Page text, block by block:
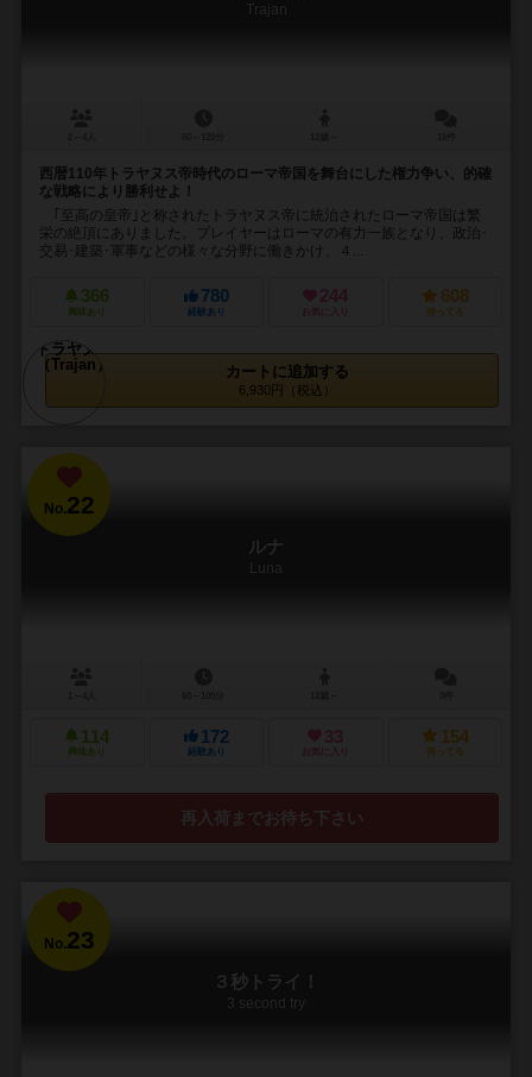
Trajan
西暦110年トラヤヌス帝時代のローマ帝国を舞台にした権力争い、的確
な戦略により勝利せよ！
｢至高の皇帝｣と称されたトラヤヌス帝に統治されたローマ帝国は繁
栄の絶頂にありました。プレイヤーはローマの有力一族となり、政治･
交易･建築･軍事などの様々な分野に働きかけ、４...
366
興味あり
780
経験あり
244
お気に入り
608
持ってる
カートに追加する
6,930円（税込）
No.22
ルナ
Luna
114
興味あり
172
経験あり
33
お気に入り
154
持ってる
再入荷までお待ち下さい
No.23
３秒トライ！
3 second try